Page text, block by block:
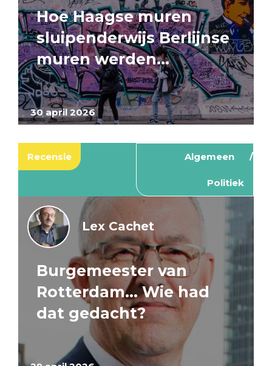
30 april 2026
Hoe Haagse muren
sluipenderwijs Berlijnse
muren werden…
Recensie Algemeen
Politiek
Lex Cachet
Burgemeester van
Rotterdam… Wie had
dat gedacht?